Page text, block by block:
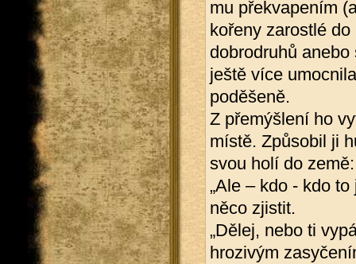
mu překvapením
kořeny zarostlé
dobrodruhů
ještě více
poděšeně.
Z přemýšlení ho
místě. Způsobil ji
svou holí do
„Ale – kdo - kdo
něco zjistit.
„Dělej, nebo ti
hrozivým